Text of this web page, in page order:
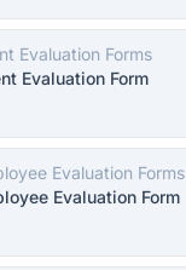
Evaluation Forms
Evaluation Form
Evaluation Forms
Evaluation Form